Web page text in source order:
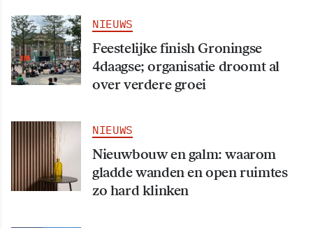
NIEUWS
Feestelijke finish Groningse
4daagse; organisatie droomt al
over verdere groei
NIEUWS
Nieuwbouw en galm: waarom
gladde wanden en open ruimtes
zo hard klinken